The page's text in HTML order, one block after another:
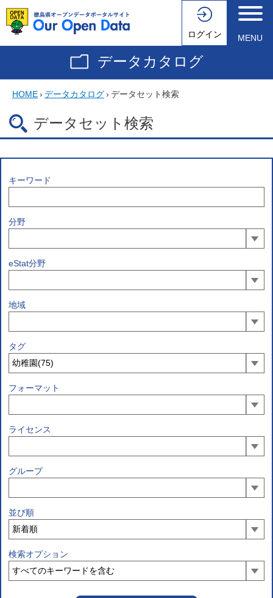
ログイン MENU
データカタログ
HOME› データカタログ› データセット検索
データセット検索
キーワード
分野
eStat分野
地域
タグ
フォーマット
ライセンス
グループ
並び順
検索オプション